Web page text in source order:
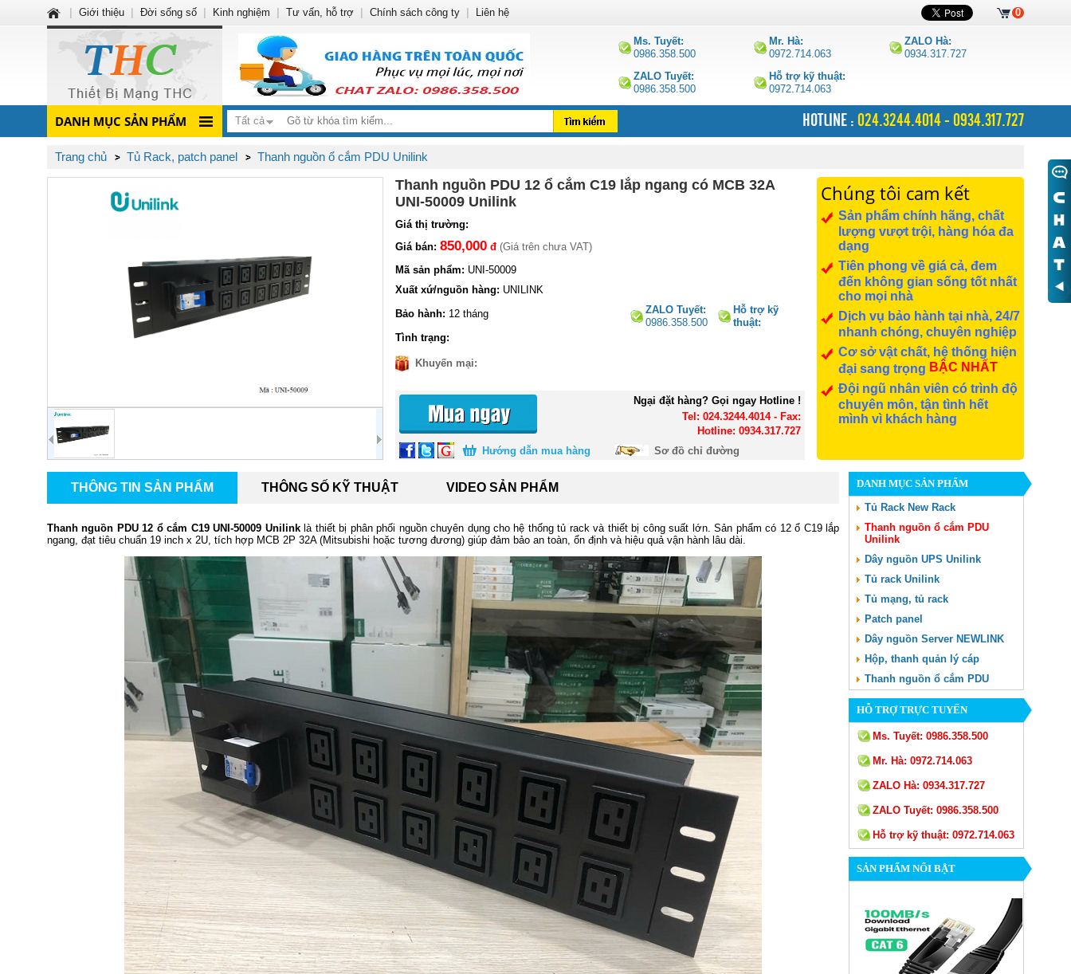
Ms. Tuyết:
0986.358.500
Mr. Hà:
0972.714.063
ZALO Hà:
0934.317.727
ZALO Tuyết:
0986.358.500
Hỗ trợ kỹ thuật:
0972.714.063
DANH MỤC SẢN PHẨM Tất cả HOTLINE : 024.3244.4014 - 0934.317.727
Trang chủ Tủ Rack, patch panel Thanh nguồn ổ cắm PDU Unilink
Thanh nguồn PDU 12 ổ cắm C19 lắp ngang có MCB 32A
UNI-50009 Unilink
Giá thị trường:
Giá bán: 850,000 đ (Giá trên chưa VAT)
Mã sản phẩm: UNI-50009
Xuất xứ/nguồn hàng: UNILINK
ZALO Tuyết:
0986.358.500
Hỗ trợ kỹ
thuật:
Bảo hành: 12 tháng
Tình trạng:
Khuyến mại:
Ngại đặt hàng? Gọi ngay Hotline !
Tel: 024.3244.4014 - Fax:
Hotline: 0934.317.727
Hướng dẫn mua hàng
Sơ đồ chỉ đường
Chúng tôi cam kết
Sản phẩm chính hãng, chất
lượng vượt trội, hàng hóa đa
dạng
Tiên phong về giá cả, đem
đến không gian sống tốt nhất
cho mọi nhà
Dịch vụ bảo hành tại nhà, 24/7
nhanh chóng, chuyên nghiệp
Cơ sở vật chất, hệ thống hiện
đại sang trọng BẬC NHẤT
Đội ngũ nhân viên có trình độ
chuyên môn, tận tình hết
mình vì khách hàng
THÔNG TIN SẢN PHẨM THÔNG SỐ KỸ THUẬT VIDEO SẢN PHẨM
Thanh nguồn PDU 12 ổ cắm C19 UNI-50009 Unilinklà thiết bị phân phối nguồn chuyên dụng cho hệ thống tủ rack và thiết bị công suất lớn. Sản phẩm có 12 ổ C19 lắp
ngang, đạt tiêu chuẩn 19 inch x 2U, tích hợp MCB 2P 32A (Mitsubishi hoặc tương đương) giúp đảm bảo an toàn, ổn định và hiệu quả vận hành lâu dài.
DANH MỤC SẢN PHẨM
Tủ Rack New Rack
Thanh nguồn ổ cắm PDU
Unilink
Dây nguồn UPS Unilink
Tủ rack Unilink
Tủ mạng, tủ rack
Patch panel
Dây nguồn Server NEWLINK
Hộp, thanh quản lý cáp
Thanh nguồn ổ cắm PDU
HỖ TRỢ TRỰC TUYẾN
Ms. Tuyết: 0986.358.500
Mr. Hà: 0972.714.063
ZALO Hà: 0934.317.727
ZALO Tuyết: 0986.358.500
Hỗ trợ kỹ thuật: 0972.714.063
SẢN PHẨM NỔI BẬT
0
Giới thiệu Đời sống số Kinh nghiệm Tư vấn, hỗ trợ Chính sách công ty Liên hệ